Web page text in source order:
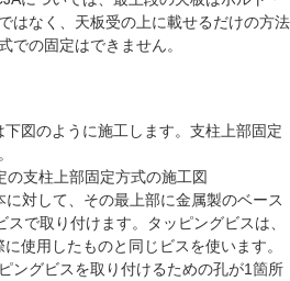
はなく、天板受の上に載せるだけの方法
での固定はできません。
図のように施工します。支柱上部固定
に対して、その最上部に金属製のベース
スで取り付けます。タッピングビスは、
使用したものと同じビスを使います。
ングビスを取り付けるための孔が1箇所